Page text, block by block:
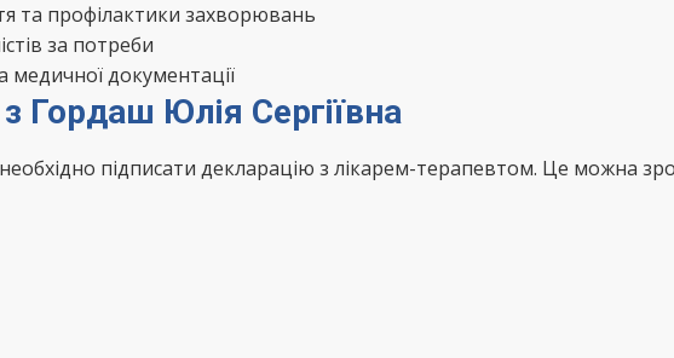
та профілактики захворювань
за потреби
медичної документації
Гордаш Юлія Сергіївна
підписати декларацію з лікарем-терапевтом. Це можна